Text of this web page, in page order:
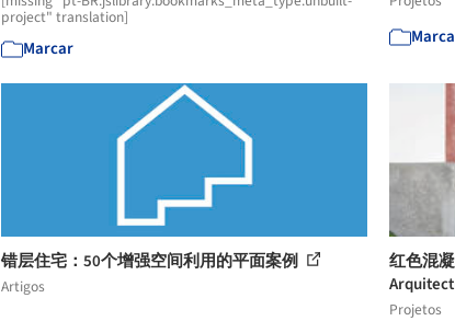
project" translation]
Marcar
错层住宅：50个增强空间利用的平面案例
Artigos
红色混
Projetos